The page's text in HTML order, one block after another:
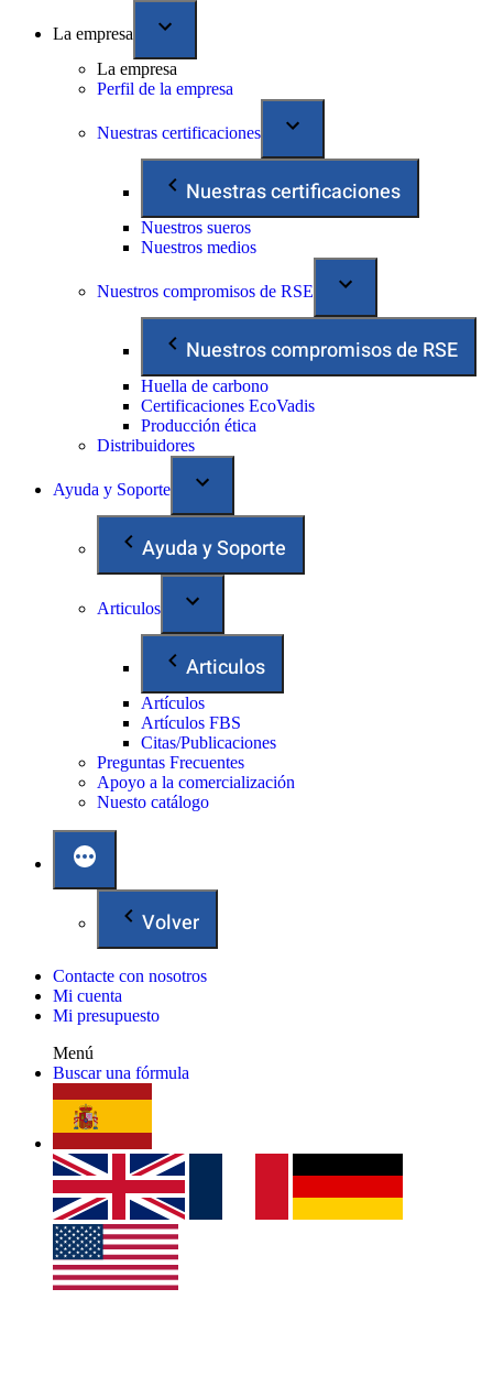
La empresa
La empresa
Perfil de la empresa
Nuestras certificaciones
Nuestras certificaciones
Nuestros sueros
Nuestros medios
Nuestros compromisos de RSE
Nuestros compromisos de RSE
Huella de carbono
Certificaciones EcoVadis
Producción ética
Distribuidores
Ayuda y Soporte
Ayuda y Soporte
Articulos
Articulos
Artículos
Artículos FBS
Citas/Publicaciones
Preguntas Frecuentes
Apoyo a la comercialización
Nuesto catálogo
Volver
Contacte con nosotros
Mi cuenta
Mi presupuesto
Menú
Buscar una fórmula